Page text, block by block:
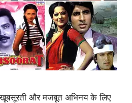
खूबसूरती और मजबूत अभिनय के लिए